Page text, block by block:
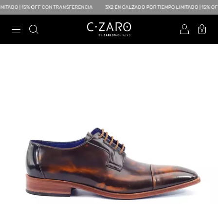
| 15% OFF CON TRANSFERENCIA 3X2 EN CALZADO POR TIEMPO LIMITADO | 15% OFF
0